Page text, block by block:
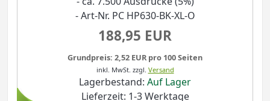
- Art-Nr. PC HP630-BK-XL-O
188,95 EUR
Grundpreis: 2,52 EUR pro 100 Seiten
inkl. MwSt. zzgl. Versand
Lagerbestand: Auf Lager
Lieferzeit: 1-3 Werktage